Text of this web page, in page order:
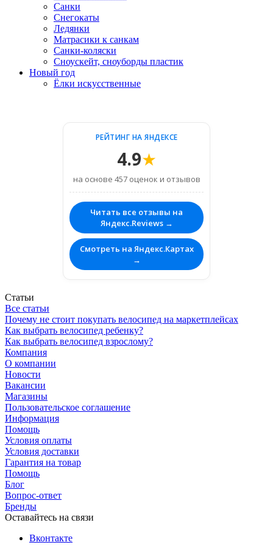
Санки
Снегокаты
Ледянки
Матрасики к санкам
Санки-коляски
Сноускейт, сноуборды пластик
Новый год
Ёлки искусственные
РЕЙТИНГ НА ЯНДЕКСЕ
4.9★
на основе 457 оценок и отзывов
Читать все отзывы на
Яндекс.Reviews →
Смотреть на Яндекс.Картах
→
Статьи
Все статьи
Почему не стоит покупать велосипед на маркетплейсах
Как выбрать велосипед ребенку?
Как выбрать велосипед взрослому?
Компания
О компании
Новости
Вакансии
Магазины
Пользовательское соглашение
Информация
Помощь
Условия оплаты
Условия доставки
Гарантия на товар
Помощь
Блог
Вопрос-ответ
Бренды
Оставайтесь на связи
Вконтакте